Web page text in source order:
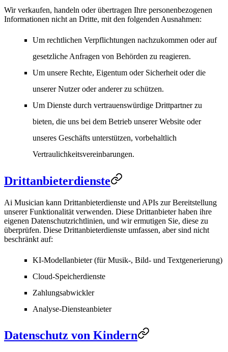
Wir verkaufen, handeln oder übertragen Ihre personenbezogenen
Informationen nicht an Dritte, mit den folgenden Ausnahmen:
Um rechtlichen Verpflichtungen nachzukommen oder auf
gesetzliche Anfragen von Behörden zu reagieren.
Um unsere Rechte, Eigentum oder Sicherheit oder die
unserer Nutzer oder anderer zu schützen.
Um Dienste durch vertrauenswürdige Drittpartner zu
bieten, die uns bei dem Betrieb unserer Website oder
unseres Geschäfts unterstützen, vorbehaltlich
Vertraulichkeitsvereinbarungen.
Drittanbieterdienste
Ai Musician kann Drittanbieterdienste und APIs zur Bereitstellung
unserer Funktionalität verwenden. Diese Drittanbieter haben ihre
eigenen Datenschutzrichtlinien, und wir ermutigen Sie, diese zu
überprüfen. Diese Drittanbieterdienste umfassen, aber sind nicht
beschränkt auf:
KI-Modellanbieter (für Musik-, Bild- und Textgenerierung)
Cloud-Speicherdienste
Zahlungsabwickler
Analyse-Diensteanbieter
Datenschutz von Kindern